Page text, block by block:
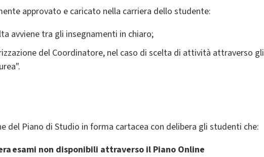
approvato e caricato nella carriera dello studente:
avviene tra gli insegnamenti in chiaro;
del Coordinatore, nel caso di scelta di attività attraverso gli
del Piano di Studio in forma cartacea con delibera gli studenti che:
esami non disponibili attraverso il Piano Online